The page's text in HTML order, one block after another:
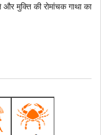
मुक्ति की रोमांचक गाथा का